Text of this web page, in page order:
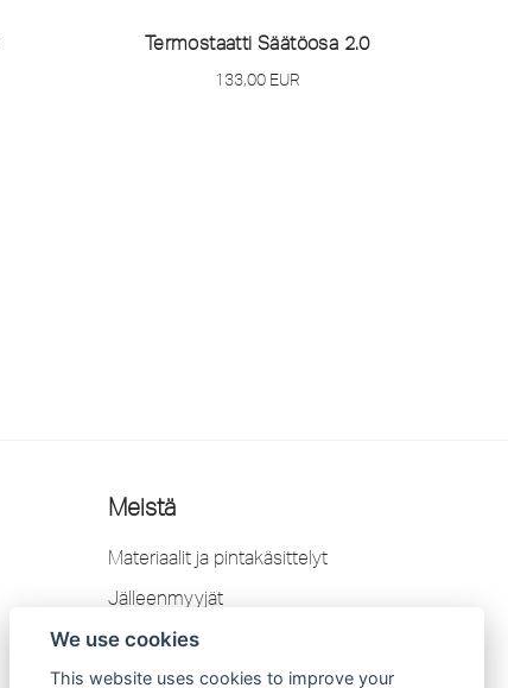
Termostaatti Säätöosa 2.0
133,00 EUR
Meistä
Materiaalit ja pintakäsittelyt
Jälleenmyyjät
YHTEYSTIEDOT
Takuu
We use cookies
This website uses cookies to improve your